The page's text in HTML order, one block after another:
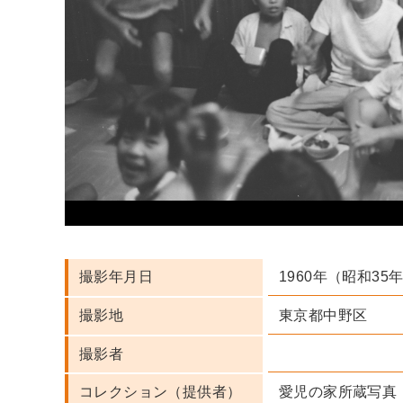
撮影年月日 1960年（昭和35
撮影地 東京都中野区
撮影者
コレクション（提供者） 愛児の家所蔵写真